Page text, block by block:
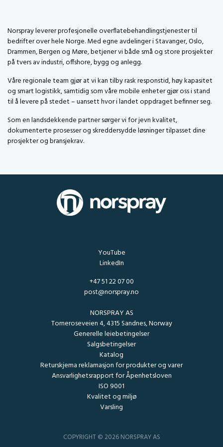
Norspray leverer profesjonelle overflatebehandlingstjenester til
bedrifter over hele Norge. Med egne avdelinger i Stavanger, Oslo,
Drammen, Bergen og Møre, betjener vi både små og store prosjekter
på tvers av industri, offshore, bygg og anlegg.
Våre regionale team gjør at vi kan tilby rask responstid, høy kapasitet
og smart logistikk, samtidig som våre mobile enheter gjør oss i stand
til å levere på stedet – uansett hvor i landet oppdraget befinner seg.
Som en landsdekkende partner sørger vi for jevn kvalitet,
dokumenterte prosesser og skreddersydde løsninger tilpasset dine
prosjekter og bransjekrav.
YouTube
LinkedIn
+47 51 22 07 00
post@norspray.no
NORSPRAY AS
Torneroseveien 4, 4315 Sandnes, Norway
Generelle leiebetingelser
Salgsbetingelser
Katalog
Returskjema reklamasjon for produkter og varer
Ansvarlighetsrapport for Åpenhetsloven
ISO 9001
Kvalitet og miljø
Varsling
COPYRIGHT © 2026 NORSPRAY AS